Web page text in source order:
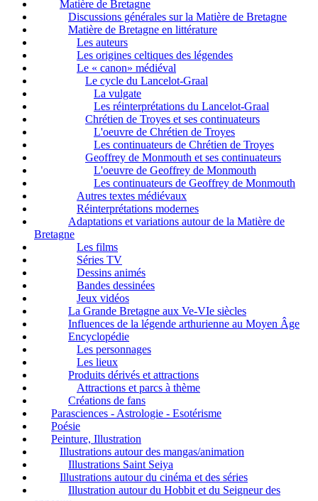
Matière de Bretagne
Discussions générales sur la Matière de Bretagne
Matière de Bretagne en littérature
Les auteurs
Les origines celtiques des légendes
Le « canon» médiéval
Le cycle du Lancelot-Graal
La vulgate
Les réinterprétations du Lancelot-Graal
Chrétien de Troyes et ses continuateurs
L'oeuvre de Chrétien de Troyes
Les continuateurs de Chrétien de Troyes
Geoffrey de Monmouth et ses continuateurs
L'oeuvre de Geoffrey de Monmouth
Les continuateurs de Geoffrey de Monmouth
Autres textes médiévaux
Réinterprétations modernes
Adaptations et variations autour de la Matière de
Bretagne
Les films
Séries TV
Dessins animés
Bandes dessinées
Jeux vidéos
La Grande Bretagne aux Ve-VIe siècles
Influences de la légende arthurienne au Moyen Âge
Encyclopédie
Les personnages
Les lieux
Produits dérivés et attractions
Attractions et parcs à thème
Créations de fans
Parasciences - Astrologie - Esotérisme
Poésie
Peinture, Illustration
Illustrations autour des mangas/animation
Illustrations Saint Seiya
Illustrations autour du cinéma et des séries
Illustration autour du Hobbit et du Seigneur des